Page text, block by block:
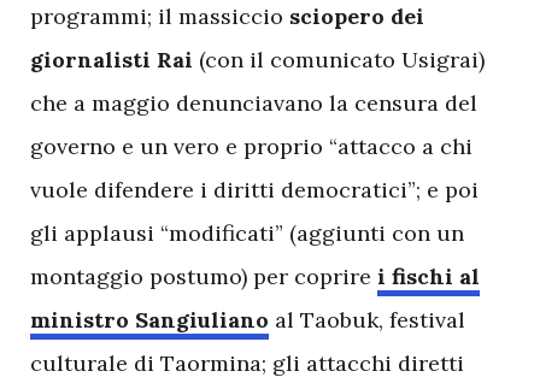
programmi; il massiccio sciopero dei
giornalisti Rai (con il comunicato Usigrai)
che a maggio denunciavano la censura del
governo e un vero e proprio “attacco a chi
vuole difendere i diritti democratici”; e poi
gli applausi “modificati” (aggiunti con un
montaggio postumo) per coprire i fischi al
ministro Sangiuliano al Taobuk, festival
culturale di Taormina; gli attacchi diretti